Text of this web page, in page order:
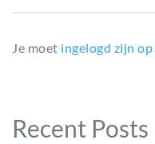
Je moet ingelogd zijn op
Recent Posts